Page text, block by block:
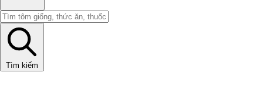
Tìm kiếm